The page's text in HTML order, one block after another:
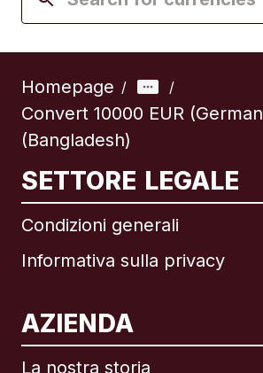
Homepage / /
Convert 10000 EUR
(Bangladesh)
SETTORE LEGALE
Condizioni generali
Informativa sulla privacy
AZIENDA
La nostra storia